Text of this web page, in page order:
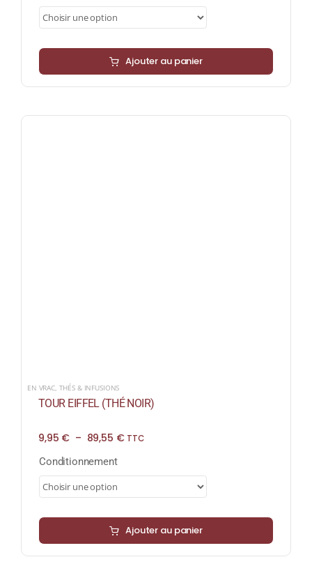
Ajouter au panier
EN VRAC, THÉS & INFUSIONS
TOUR EIFFEL (THÉ NOIR)
9,95 € – 89,55 €Plage
TTC
Conditionnement
Ajouter au panier